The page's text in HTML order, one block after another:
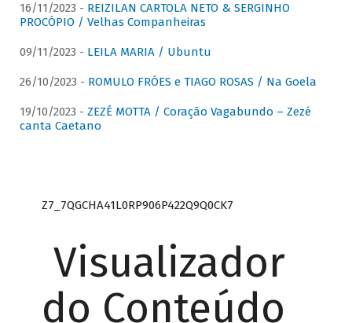
16/11/2023 - REIZILAN CARTOLA NETO & SERGINHO
PROCÓPIO / Velhas Companheiras
09/11/2023 - LEILA MARIA / Ubuntu
26/10/2023 - ROMULO FRÓES e TIAGO ROSAS / Na Goela
19/10/2023 - ZEZÉ MOTTA / Coração Vagabundo – Zezé
canta Caetano
Z7_7QGCHA41L0RP906P422Q9Q0CK7
Visualizador
do Conteúdo